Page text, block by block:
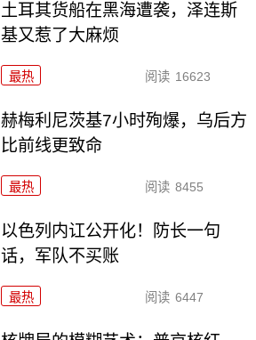
土耳其货船在黑海遭袭，泽连斯
基又惹了大麻烦
最热 阅读 16623
赫梅利尼茨基7小时殉爆，乌后方
比前线更致命
最热 阅读 8455
以色列内讧公开化！防长一句
话，军队不买账
最热 阅读 6447